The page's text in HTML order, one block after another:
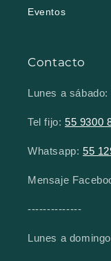
Eventos
Contacto
Lunes a
Tel fijo: 55 9300
Whatsapp: 55
Mensaje
--------------
Lunes a